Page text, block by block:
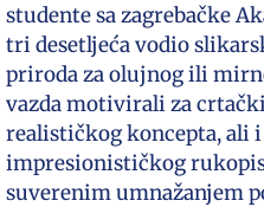
studente sa zagrebačke
tri desetljeća vodio
priroda za olujnog ili
vazda motivirali za
realističkog koncepta, ali
impresionističkog
suverenim umnažanjem